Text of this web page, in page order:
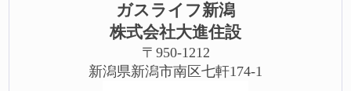
ガスライフ新潟
株式会社大進住設
〒950-1212
新潟県新潟市南区七軒174-1